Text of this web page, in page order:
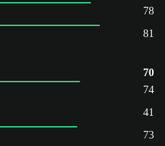
78
81
70
74
41
73